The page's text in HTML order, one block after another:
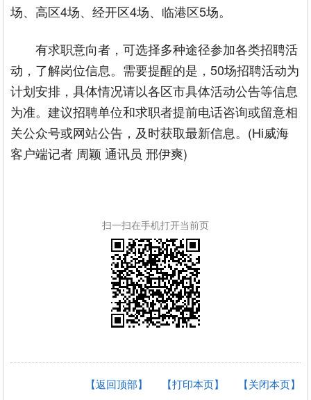
场、高区4场、经开区4场、临港区5场。
有求职意向者，可选择多种途径参加各类招聘活
动，了解岗位信息。需要提醒的是，50场招聘活动为
计划安排，具体情况请以各区市具体活动公告等信息
为准。建议招聘单位和求职者提前电话咨询或留意相
关公众号或网站公告，及时获取最新信息。(Hi威海
客户端记者 周颖 通讯员 邢伊爽)
扫一扫在手机打开当前页
【关闭本页】
【打印本页】
【返回顶部】